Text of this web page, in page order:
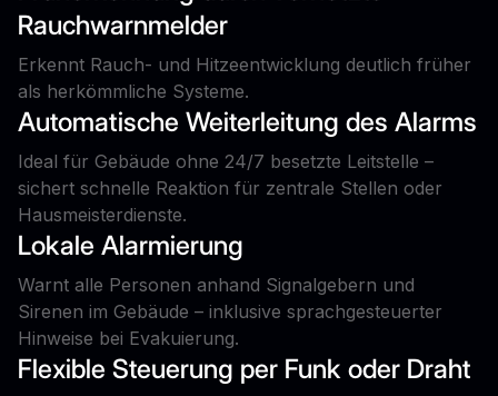
Rauchwarnmelder
Erkennt Rauch- und Hitzeentwicklung deutlich früher
als herkömmliche Systeme.
Automatische Weiterleitung des Alarms
Ideal für Gebäude ohne 24/7 besetzte Leitstelle –
sichert schnelle Reaktion für zentrale Stellen oder
Hausmeisterdienste.
Lokale Alarmierung
Warnt alle Personen anhand Signalgebern und
Sirenen im Gebäude – inklusive sprachgesteuerter
Hinweise bei Evakuierung.
Flexible Steuerung per Funk oder Draht